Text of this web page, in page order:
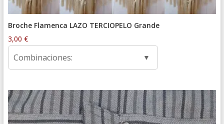
Broche Flamenca LAZO TERCIOPELO Grande
3,00 €
Combinaciones: